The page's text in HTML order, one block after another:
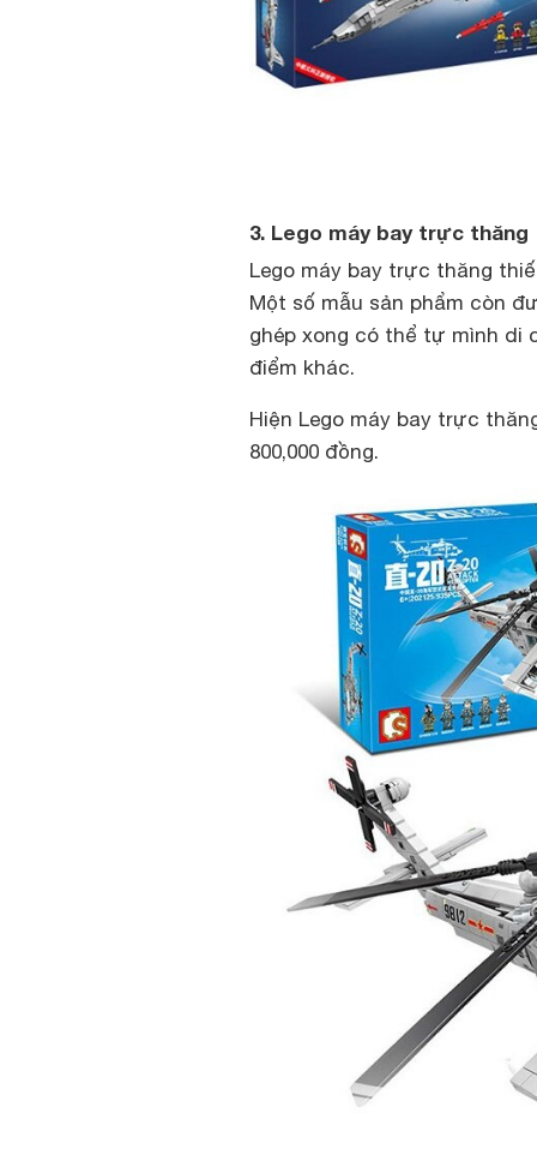
3. Lego máy bay trực thăng
Lego máy bay trực thăng
Một số mẫu sản phẩm còn
ghép xong có thể tự mình di
điểm khác.
Hiện Lego máy bay trực
800,000 đồng.